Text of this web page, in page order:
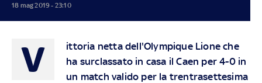
18 mag 2019 - 23:10
V
ittoria netta dell'Olympique Lione che
ha surclassato in casa il Caen per 4-0 in
un match valido per la trentrasettesima